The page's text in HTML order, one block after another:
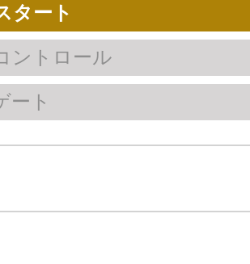
タート
ントロール
ート